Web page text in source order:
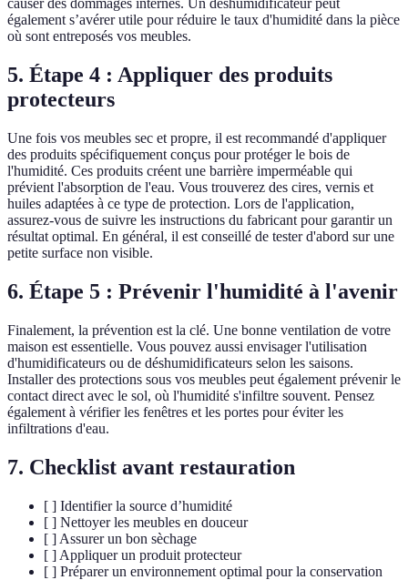
causer des dommages internes. Un déshumidificateur peut
également s’avérer utile pour réduire le taux d'humidité dans la pièce
où sont entreposés vos meubles.
5. Étape 4 : Appliquer des produits
protecteurs
Une fois vos meubles sec et propre, il est recommandé d'appliquer
des produits spécifiquement conçus pour protéger le bois de
l'humidité. Ces produits créent une barrière imperméable qui
prévient l'absorption de l'eau. Vous trouverez des cires, vernis et
huiles adaptées à ce type de protection. Lors de l'application,
assurez-vous de suivre les instructions du fabricant pour garantir un
résultat optimal. En général, il est conseillé de tester d'abord sur une
petite surface non visible.
6. Étape 5 : Prévenir l'humidité à l'avenir
Finalement, la prévention est la clé. Une bonne ventilation de votre
maison est essentielle. Vous pouvez aussi envisager l'utilisation
d'humidificateurs ou de déshumidificateurs selon les saisons.
Installer des protections sous vos meubles peut également prévenir le
contact direct avec le sol, où l'humidité s'infiltre souvent. Pensez
également à vérifier les fenêtres et les portes pour éviter les
infiltrations d'eau.
7. Checklist avant restauration
[ ] Identifier la source d’humidité
[ ] Nettoyer les meubles en douceur
[ ] Assurer un bon sèchage
[ ] Appliquer un produit protecteur
[ ] Préparer un environnement optimal pour la conservation